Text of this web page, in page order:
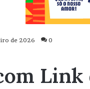
de 2026 0